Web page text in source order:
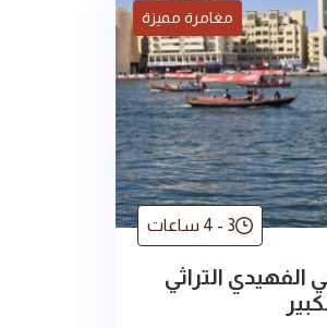
مغامرة مميزة
3 - 4 ساعات
الفهيدي التراثي